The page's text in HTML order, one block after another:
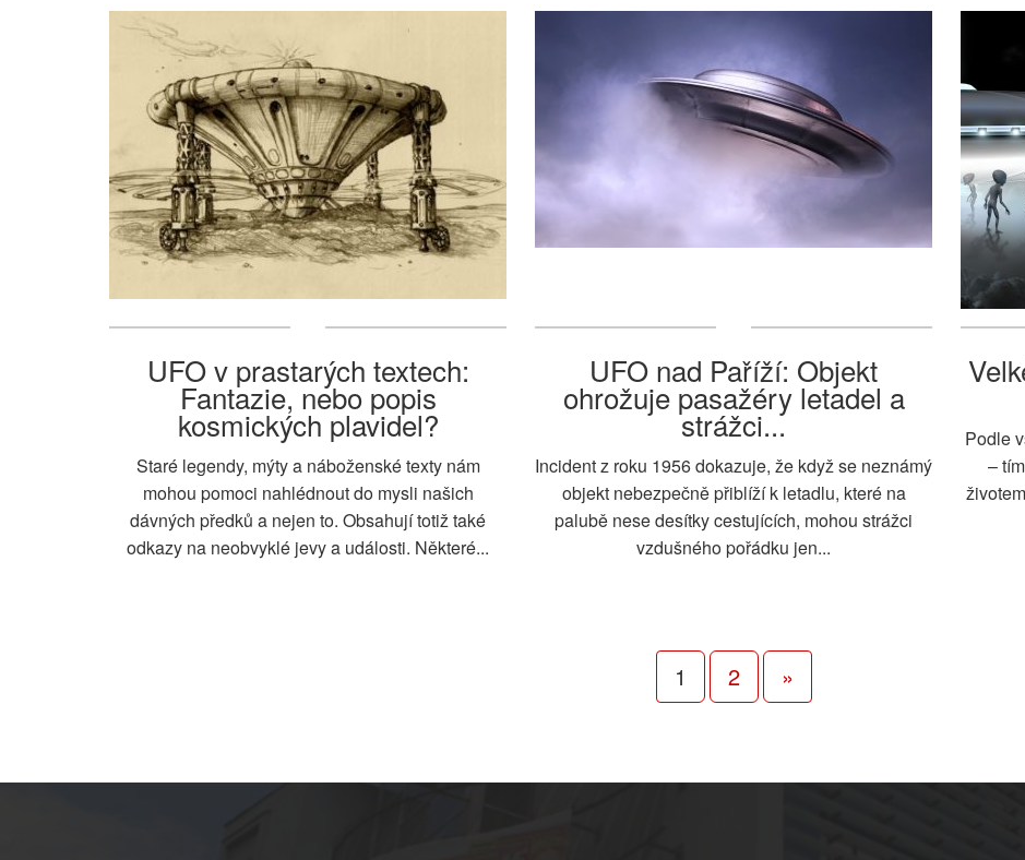
UFO v prastarých textech:
Fantazie, nebo popis
kosmických plavidel?
Staré legendy, mýty a náboženské texty nám
mohou pomoci nahlédnout do mysli našich
dávných předků a nejen to. Obsahují totiž také
odkazy na neobvyklé jevy a události. Některé...
UFO nad Paříží: Objekt
ohrožuje pasažéry letadel a
strážci...
Incident z roku 1956 dokazuje, že když se neznámý
objekt nebezpečně přiblíží k letadlu, které na
palubě nese desítky cestujících, mohou strážci
vzdušného pořádku jen...
Podle
–
1 2 »